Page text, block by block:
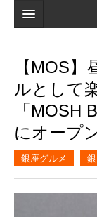
検索
店舗・施設最
口コミ
マイページ
【MOS
ルとして
「MOSH
にオープ
銀座グルメ